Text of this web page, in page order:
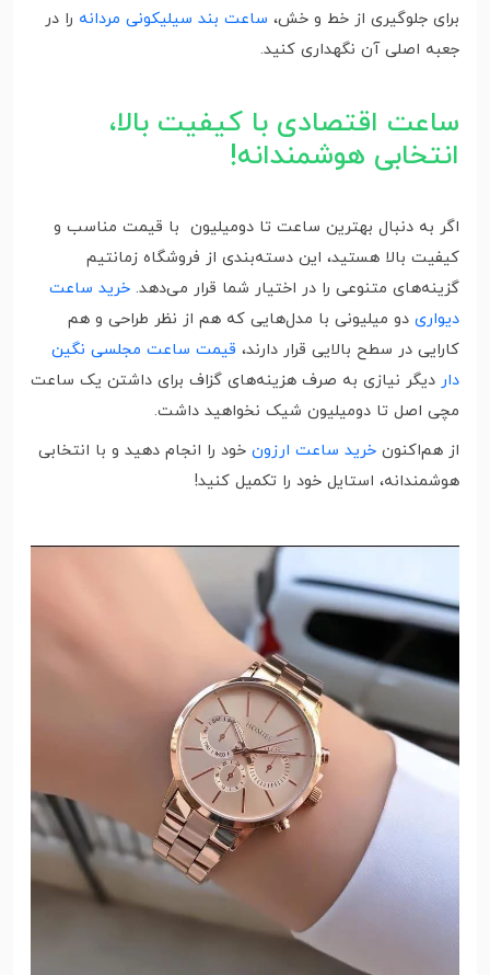
برای جلوگیری از خط و خش، ساعت بند سیلیکونی مردانه را در
جعبه اصلی آن نگهداری کنید.
ساعت‌ اقتصادی با کیفیت بالا،
انتخابی هوشمندانه!
اگر به دنبال بهترین ساعت تا دومیلیون با قیمت مناسب و
کیفیت بالا هستید، این دسته‌بندی از فروشگاه زمانتیم
گزینه‌های متنوعی را در اختیار شما قرار می‌دهد. خرید ساعت
دیواری دو میلیونی با مدل‌هایی که هم از نظر طراحی و هم
کارایی در سطح بالایی قرار دارند، قیمت ساعت مجلسی نگین
دار دیگر نیازی به صرف هزینه‌های گزاف برای داشتن یک ساعت
مچی اصل تا دومیلیون شیک نخواهید داشت.
از هم‌اکنون خرید ساعت ارزون خود را انجام دهید و با انتخابی
هوشمندانه، استایل خود را تکمیل کنید!